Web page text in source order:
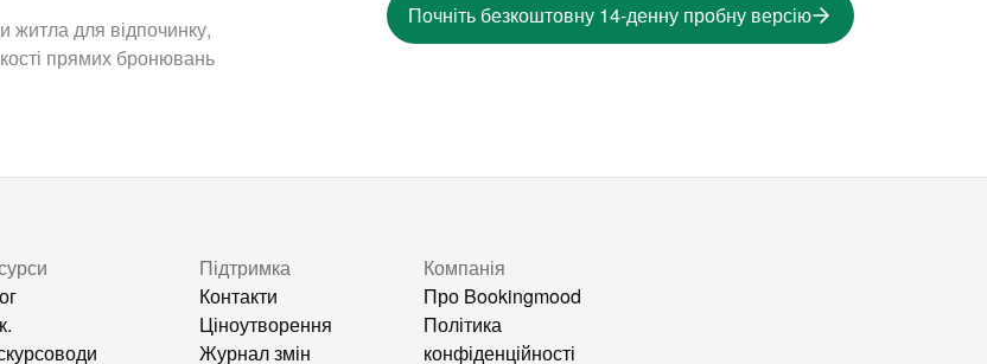
житла для відпочинку,
прямих бронювань
Почніть безкоштовну 14-денну пробну версію
Підтримка
Контакти
Ціноутворення
Журнал змін
Компанія
Про Bookingmood
Політика
конфіденційності